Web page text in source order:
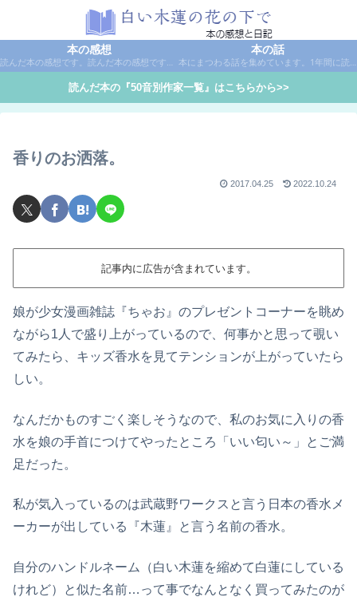
本の感想
読んだ本の感想です。読んだ本の感想です。本は作家名で50音別に分類しています。
本の話
本にまつわる話を集めています。1年間に読んだ本の総括や、本に関する話題など。
読んだ本の『50音別作家一覧』はこちらから>>
香りのお洒落。
2017.04.25 2022.10.24
記事内に広告が含まれています。
娘が少女漫画雑誌『ちゃお』のプレゼントコーナーを眺め
ながら1人で盛り上がっているので、何事かと思って覗い
てみたら、キッズ香水を見てテンションが上がっていたら
しい。
なんだかものすごく楽しそうなので、私のお気に入りの香
水を娘の手首につけてやったところ「いい匂い～」とご満
足だった。
私が気入っているのは武蔵野ワークスと言う日本の香水メ
ーカーが出している『木蓮』と言う名前の香水。
自分のハンドルネーム（白い木蓮を縮めて白蓮にしている
けれど）と似た名前…って事でなんとなく買ってみたのが